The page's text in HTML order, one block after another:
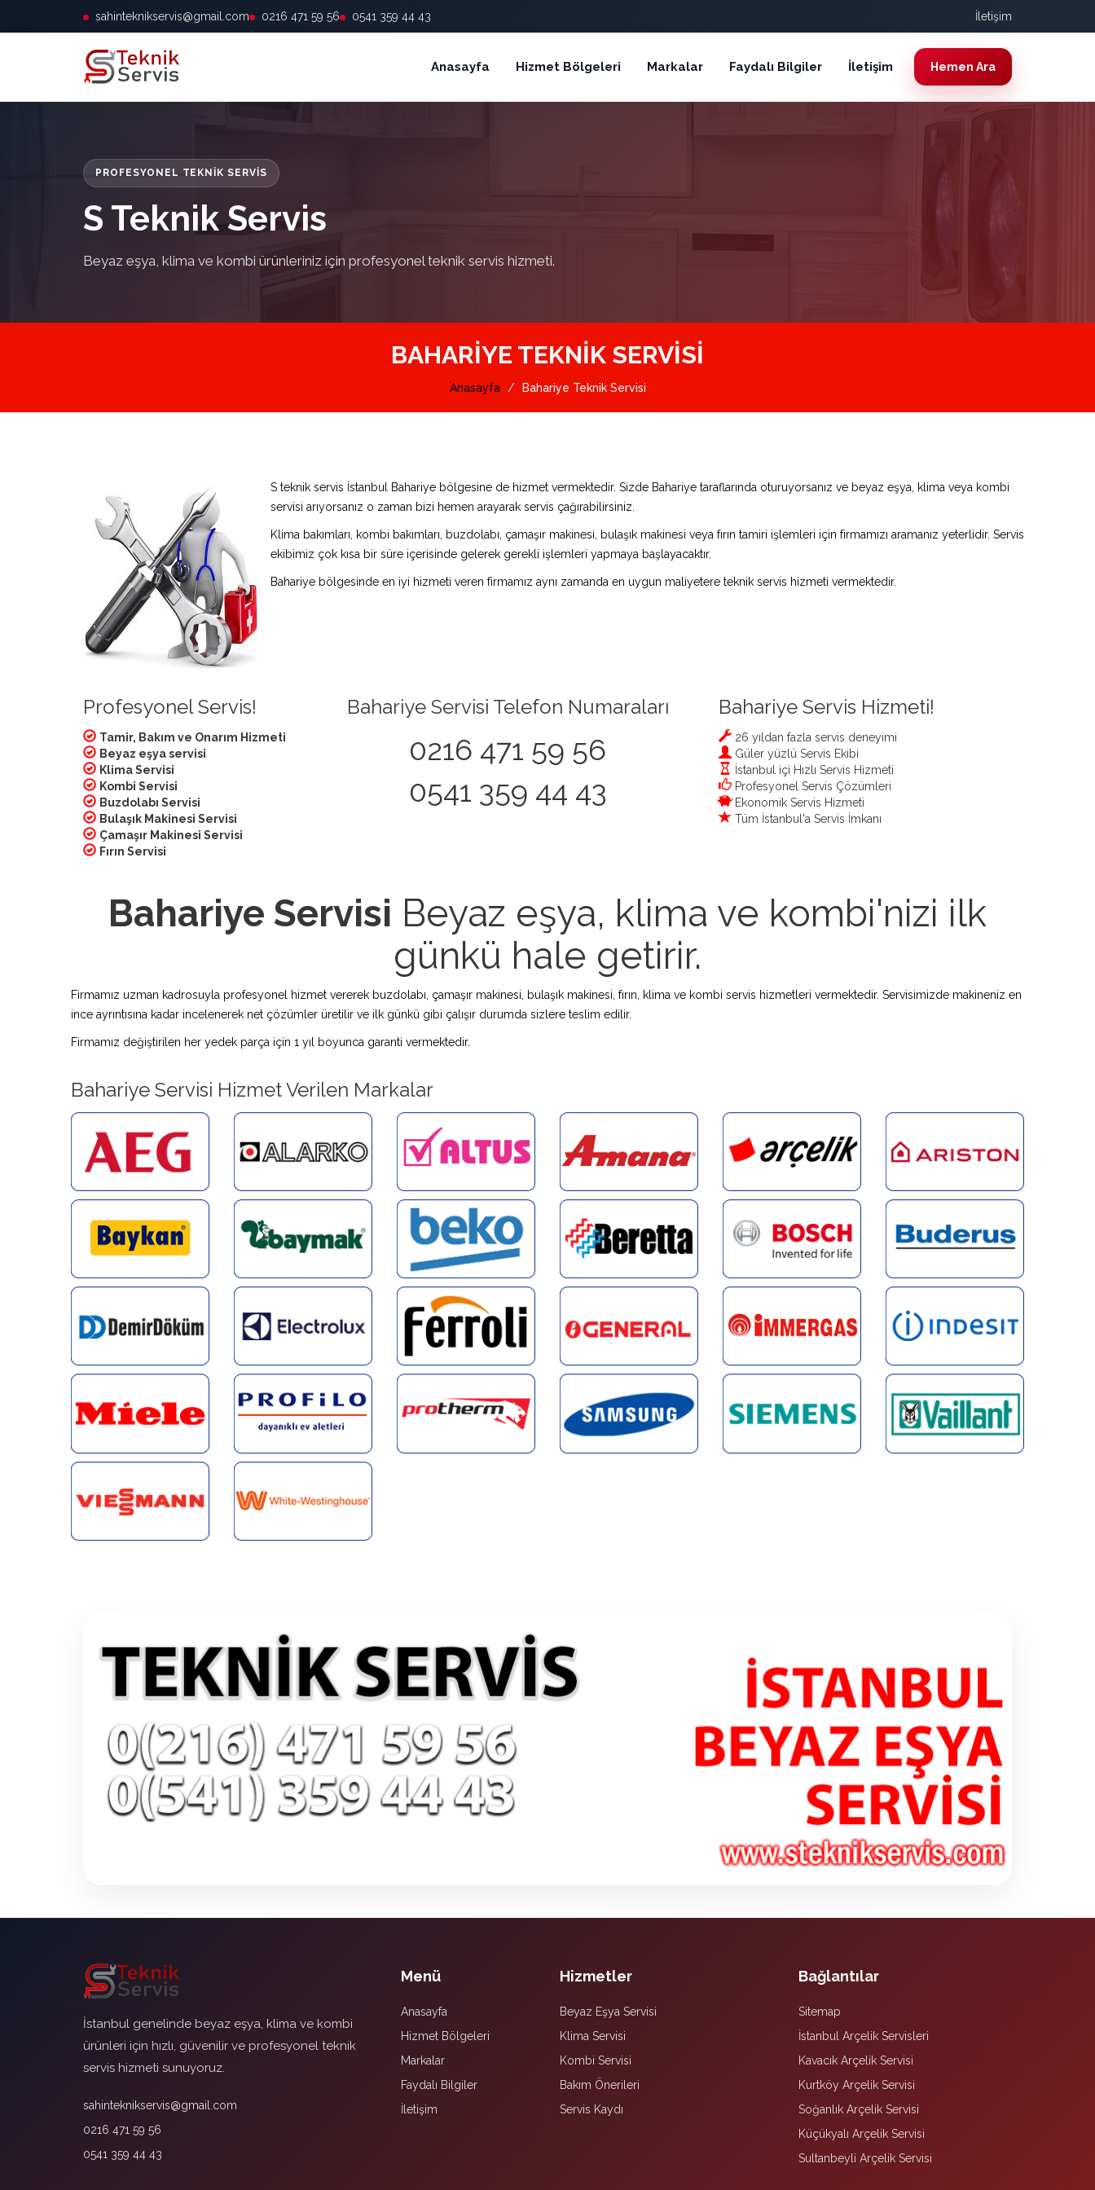
sahinteknikservis@gmail.com 0216 471 59 56 0541 359 44 43 İletişim
Anasayfa Hizmet Bölgeleri Markalar Faydalı Bilgiler İletişim Hemen Ara
PROFESYONEL TEKNIK SERVIS
S Teknik Servis
Beyaz eşya, klima ve kombi ürünleriniz için profesyonel teknik servis hizmeti.
BAHARIYE TEKNIK SERVISI
Anasayfa Bahariye Teknik Servisi
S teknik servis İstanbul Bahariye bölgesine de hizmet vermektedir. Sizde Bahariye taraflarında oturuyorsanız ve beyaz eşya, klima veya kombi
servisi arıyorsanız o zaman bizi hemen arayarak servis çağırabilirsiniz.
Klima bakımları, kombi bakımları, buzdolabı, çamaşır makinesi, bulaşık makinesi veya fırın tamiri işlemleri için firmamızı aramanız yeterlidir. Servis
ekibimiz çok kısa bir süre içerisinde gelerek gerekli işlemleri yapmaya başlayacaktır.
Bahariye bölgesinde en iyi hizmeti veren firmamız aynı zamanda en uygun maliyetere teknik servis hizmeti vermektedir.
Profesyonel Servis!
Tamir, Bakım ve Onarım Hizmeti
Beyaz eşya servisi
Klima Servisi
Kombi Servisi
Buzdolabı Servisi
Bulaşık Makinesi Servisi
Çamaşır Makinesi Servisi
Fırın Servisi
Bahariye Servisi Telefon Numaraları
0216 471 59 56
0541 359 44 43
Bahariye Servis Hizmeti!
26 yıldan fazla servis deneyimi
Güler yüzlü Servis Ekibi
İstanbul içi Hızlı Servis Hizmeti
Profesyonel Servis Çözümleri
Ekonomik Servis Hizmeti
Tüm İstanbul'a Servis İmkanı
Bahariye Servisi Beyaz eşya, klima ve kombi'nizi ilk
günkü hale getirir.
Firmamız uzman kadrosuyla profesyonel hizmet vererek buzdolabı, çamaşır makinesi, bulaşık makinesi, fırın, klima ve kombi servis hizmetleri vermektedir. Servisimizde makineniz en
ince ayrıntısına kadar incelenerek net çözümler üretilir ve ilk günkü gibi çalışır durumda sizlere teslim edilir.
Firmamız değiştirilen her yedek parça için 1 yıl boyunca garanti vermektedir.
Bahariye Servisi Hizmet Verilen Markalar
İstanbul genelinde beyaz eşya, klima ve kombi
ürünleri için hızlı, güvenilir ve profesyonel teknik
servis hizmeti sunuyoruz.
sahinteknikservis@gmail.com
0216 471 59 56
0541 359 44 43
Menü
Anasayfa
Hizmet Bölgeleri
Markalar
Faydalı Bilgiler
İletişim
Hizmetler
Beyaz Eşya Servisi
Klima Servisi
Kombi Servisi
Bakım Önerileri
Servis Kaydı
Bağlantılar
Sitemap
İstanbul Arçelik Servisleri
Kavacık Arçelik Servisi
Kurtköy Arçelik Servisi
Soğanlık Arçelik Servisi
Küçükyalı Arçelik Servisi
Sultanbeyli Arçelik Servisi